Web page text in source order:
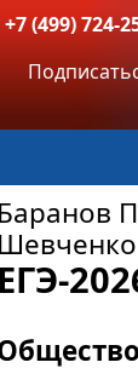
+7 (499) 724-
Баранов
ЕГЭ-